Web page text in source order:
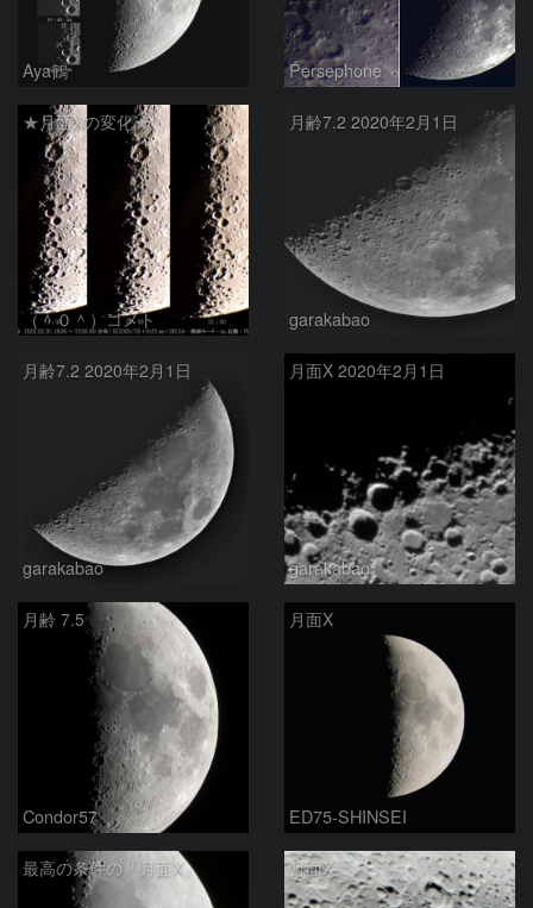
Aya鶴 Persephone
★月面Xの変化★
（＾０＾）コメト
月齢7.2 2020年2月1日
garakabao
月齢7.2 2020年2月1日
garakabao
月面X 2020年2月1日
garakabao
月齢 7.5
Condor57
月面X
ED75-SHINSEI
最高の条件の「月面X」 月面X